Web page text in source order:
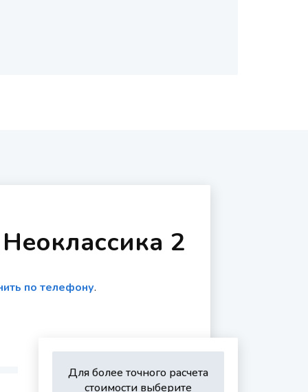
2
по телефону.
Для более точного расчета
стоимости выберите